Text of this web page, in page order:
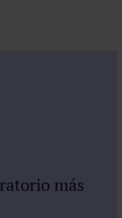
más